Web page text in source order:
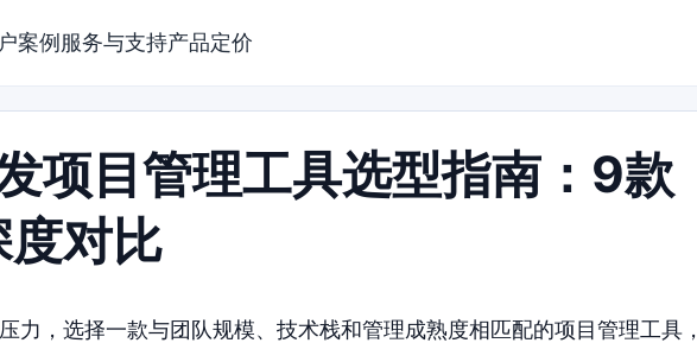
案例 服务与支持产品定价
项目管理工具选型指南：9款
对比
力，选择一款与团队规模、技术栈和管理成熟度相匹配的项目管理工具，